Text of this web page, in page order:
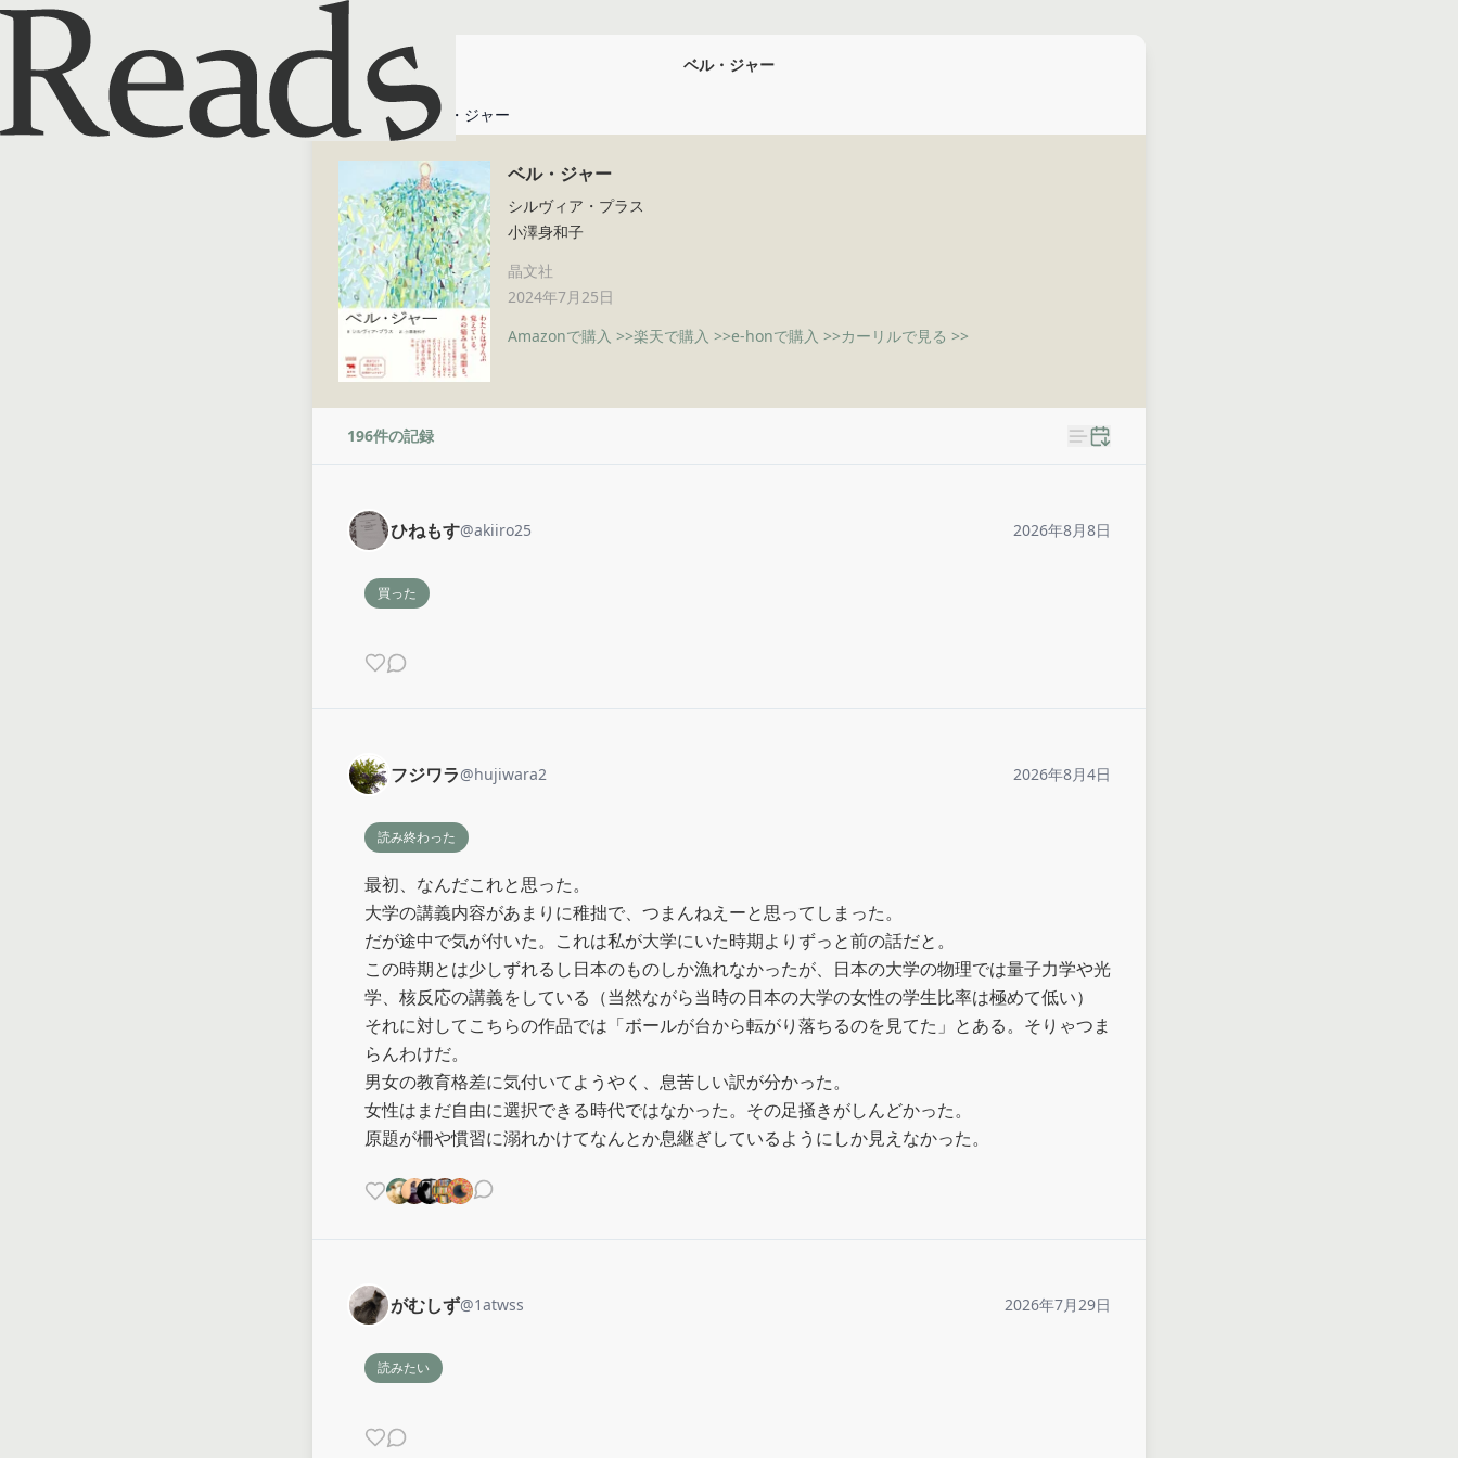
ベル・ジャー
ベル・ジャー
ベル・ジャー
シルヴィア・プラス
小澤身和子
晶文社
2024年7月25日
Amazonで購入 >>楽天で購入 >>e-honで購入 >>カーリルで見る >>
196件の記録
ひねもす@akiiro25 2026年8月8日
買った
フジワラ@hujiwara2 2026年8月4日
読み終わった
最初、なんだこれと思った。
大学の講義内容があまりに稚拙で、つまんねえーと思ってしまった。
だが途中で気が付いた。これは私が大学にいた時期よりずっと前の話だと。
この時期とは少しずれるし日本のものしか漁れなかったが、日本の大学の物理では量子力学や光
学、核反応の講義をしている（当然ながら当時の日本の大学の女性の学生比率は極めて低い）
それに対してこちらの作品では「ボールが台から転がり落ちるのを見てた」とある。そりゃつま
らんわけだ。
男女の教育格差に気付いてようやく、息苦しい訳が分かった。
女性はまだ自由に選択できる時代ではなかった。その足掻きがしんどかった。
原題が柵や慣習に溺れかけてなんとか息継ぎしているようにしか見えなかった。
がむしず@1atwss 2026年7月29日
読みたい